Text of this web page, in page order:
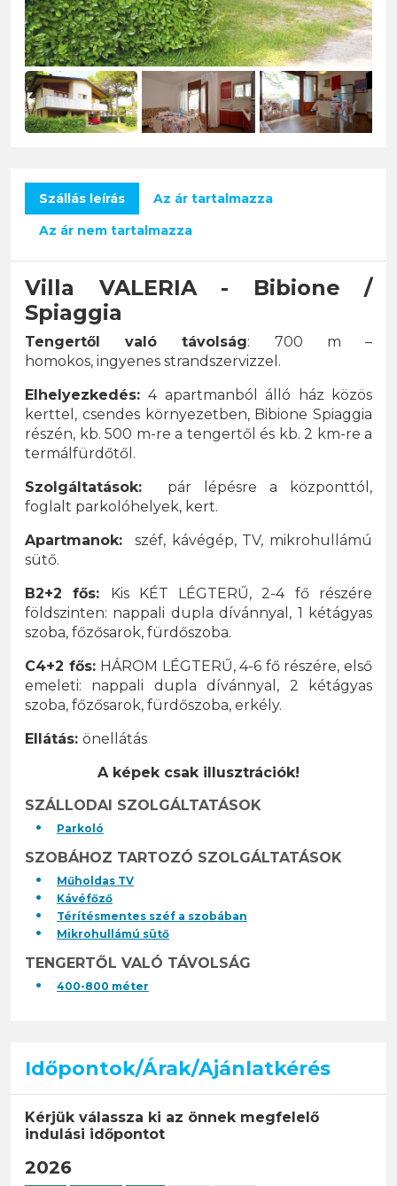
Szállás leírás
Az ár tartalmazza
Az ár nem tartalmazza
Villa VALERIA - Bibione /
Spiaggia
Tengertől való távolság: 700 m –
homokos, ingyenes strandszervizzel.
Elhelyezkedés:4 apartmanból álló ház közös
kerttel, csendes környezetben, Bibione Spiaggia
részén, kb. 500 m-re a tengertől és kb. 2 km-re a
termálfürdőtől.
Szolgáltatások:
pár lépésre a központtól,
foglalt parkolóhelyek, kert.
Apartmanok:
széf, kávégép, TV, mikrohullámú
sütő.
B2+2 fős: Kis KÉT LÉGTERŰ, 2-4 fő részére
földszinten: nappali dupla dívánnyal, 1 kétágyas
szoba, főzősarok, fürdőszoba.
C4+2 fős: HÁROM LÉGTERŰ, 4-6 fő részére, első
emeleti: nappali dupla dívánnyal, 2 kétágyas
szoba, főzősarok, fürdőszoba, erkély.
Ellátás: önellátás
A képek csak illusztrációk!
SZÁLLODAI SZOLGÁLTATÁSOK
Parkoló
SZOBÁHOZ TARTOZÓ SZOLGÁLTATÁSOK
Műholdas TV
Kávéfőző
Térítésmentes széf a szobában
Mikrohullámú sütő
TENGERTŐL VALÓ TÁVOLSÁG
400-800 méter
Időpontok/Árak/Ajánlatkérés
Kérjük válassza ki az önnek megfelelő
indulási időpontot
2026